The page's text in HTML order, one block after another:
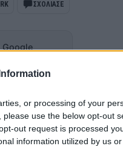
or processing of your
use the below opt-out
out request is processed
information utilized by us
ΣΧΟΛΙΑΣΕ
Google
να
και